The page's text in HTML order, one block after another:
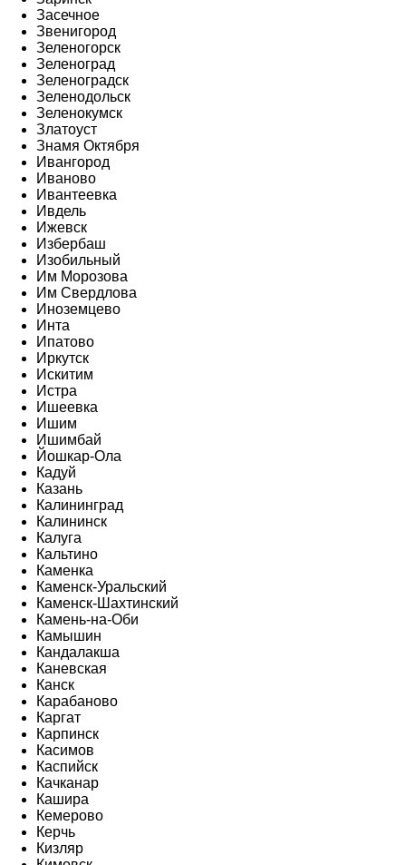
Засечное
Звенигород
Зеленогорск
Зеленоград
Зеленоградск
Зеленодольск
Зеленокумск
Златоуст
Знамя Октября
Ивангород
Иваново
Ивантеевка
Ивдель
Ижевск
Избербаш
Изобильный
Им Морозова
Им Свердлова
Иноземцево
Инта
Ипатово
Иркутск
Искитим
Истра
Ишеевка
Ишим
Ишимбай
Йошкар-Ола
Кадуй
Казань
Калининград
Калининск
Калуга
Кальтино
Каменка
Каменск-Уральский
Каменск-Шахтинский
Камень-на-Оби
Камышин
Кандалакша
Каневская
Канск
Карабаново
Каргат
Карпинск
Касимов
Каспийск
Качканар
Кашира
Кемерово
Керчь
Кизляр